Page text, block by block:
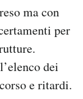
ma con
per
l’elenco dei
e ritardi.